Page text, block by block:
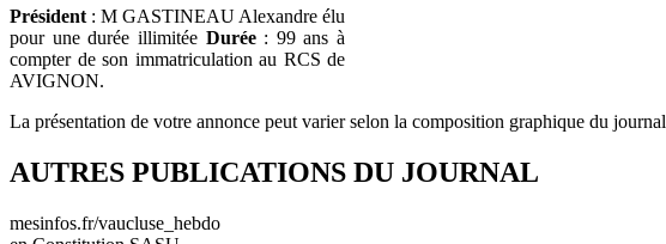
Président : M GASTINEAU Alexandre élu
pour une durée illimitée Durée : 99 ans à
compter de son immatriculation au RCS de
AVIGNON.
La présentation de votre annonce peut varier selon la composition graphique du journal
AUTRES PUBLICATIONS DU JOURNAL
mesinfos.fr/vaucluse_hebdo